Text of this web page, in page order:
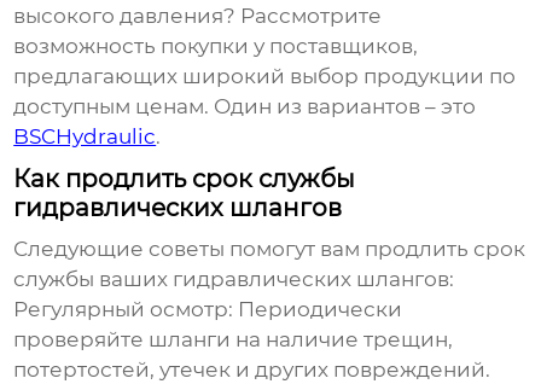
высокого давления? Рассмотрите
возможность покупки у поставщиков,
предлагающих широкий выбор продукции по
доступным ценам. Один из вариантов – это
BSCHydraulic.
Как продлить срок службы
гидравлических шлангов
Следующие советы помогут вам продлить срок
службы ваших гидравлических шлангов:
Регулярный осмотр: Периодически
проверяйте шланги на наличие трещин,
потертостей, утечек и других повреждений.